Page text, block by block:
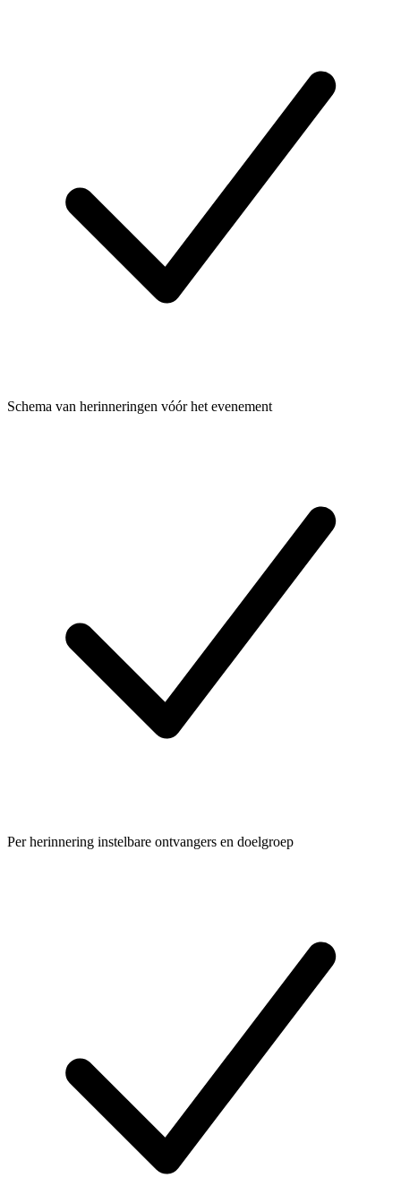
Schema van herinneringen vóór het evenement
Per herinnering instelbare ontvangers en doelgroep